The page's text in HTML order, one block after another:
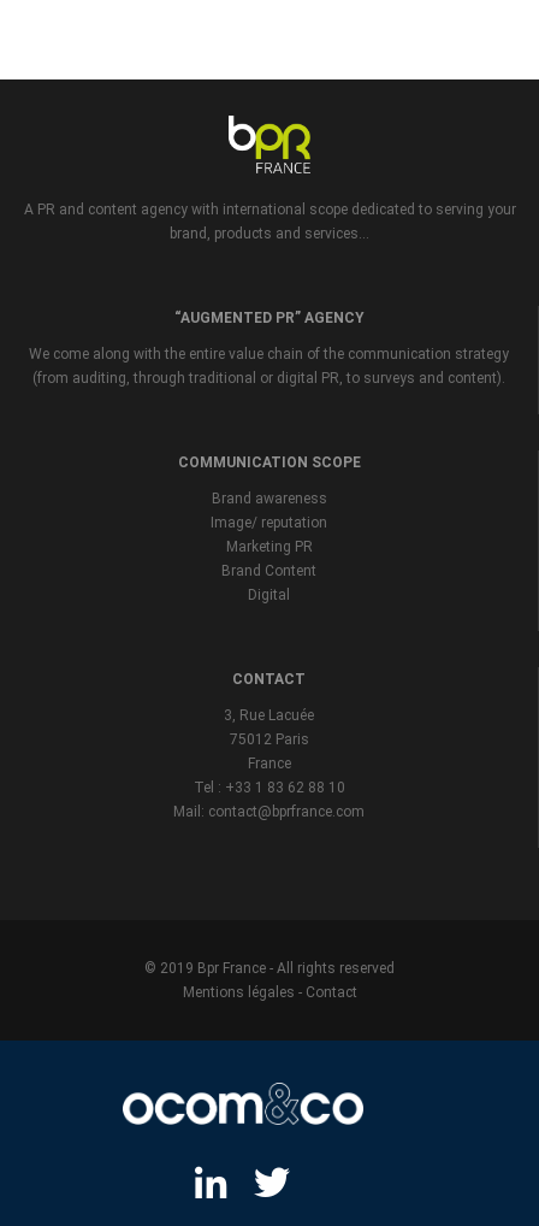
A PR and content agency with international scope dedicated to serving your
brand, products and services...
“AUGMENTED PR” AGENCY
We come along with the entire value chain of the communication strategy
(from auditing, through traditional or digital PR, to surveys and content).
COMMUNICATION SCOPE
Brand awareness
Image/ reputation
Marketing PR
Brand Content
Digital
CONTACT
3, Rue Lacuée
75012 Paris
France
Tel : +33 1 83 62 88 10
Mail: contact@bprfrance.com
© 2019 Bpr France - All rights reserved
Mentions légales - Contact